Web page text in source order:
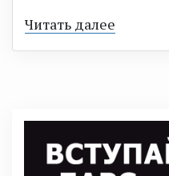
Читать далее